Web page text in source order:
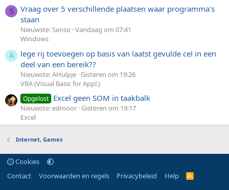
S
Vraag over 5 verschillende plaatsen waar programma's
staan
Nieuwste: Senso Vandaag om 07:41
Windows
A
lege rij toevoegen op basis van laatst gevulde cel in een
deel van een bereik??
Nieuwste: AHulpje Gisteren om 19:26
VBA (Visual Basic for Appl.)
Opgelost Excel geen SOM in taakbalk
Nieuwste: edmoor Gisteren om 19:17
Excel
Internet, Games
Cookies
Contact
Voorwaarden en regels Privacybeleid Help
R